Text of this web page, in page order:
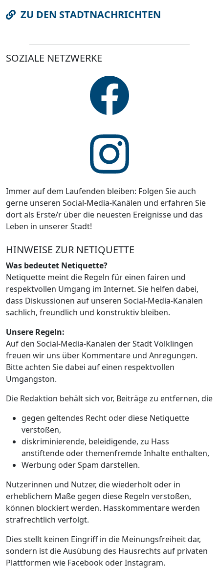
ZU DEN STADTNACHRICHTEN
SOZIALE NETZWERKE
Immer auf dem Laufenden bleiben: Folgen Sie auch
gerne unseren Social-Media-Kanälen und erfahren Sie
dort als Erste/r über die neuesten Ereignisse und das
Leben in unserer Stadt!
HINWEISE ZUR NETIQUETTE
Was bedeutet Netiquette?
Netiquette meint die Regeln für einen fairen und
respektvollen Umgang im Internet. Sie helfen dabei,
dass Diskussionen auf unseren Social-Media-Kanälen
sachlich, freundlich und konstruktiv bleiben.
Unsere Regeln:
Auf den Social-Media-Kanälen der Stadt Völklingen
freuen wir uns über Kommentare und Anregungen.
Bitte achten Sie dabei auf einen respektvollen
Umgangston.
Die Redaktion behält sich vor, Beiträge zu entfernen, die
gegen geltendes Recht oder diese Netiquette
verstoßen,
diskriminierende, beleidigende, zu Hass
anstiftende oder themenfremde Inhalte enthalten,
Werbung oder Spam darstellen.
Nutzerinnen und Nutzer, die wiederholt oder in
erheblichem Maße gegen diese Regeln verstoßen,
können blockiert werden. Hasskommentare werden
strafrechtlich verfolgt.
Dies stellt keinen Eingriff in die Meinungsfreiheit dar,
sondern ist die Ausübung des Hausrechts auf privaten
Plattformen wie Facebook oder Instagram.